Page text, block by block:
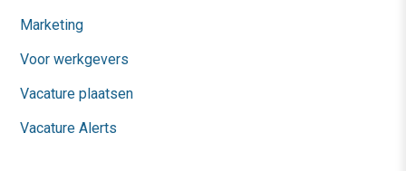
Marketing
Voor werkgevers
Vacature plaatsen
Vacature Alerts